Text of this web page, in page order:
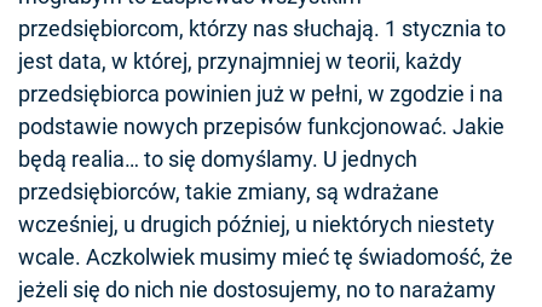
przedsiębiorcom, którzy nas słuchają. 1 stycznia to
jest data, w której, przynajmniej w teorii, każdy
przedsiębiorca powinien już w pełni, w zgodzie i na
podstawie nowych przepisów funkcjonować. Jakie
będą realia… to się domyślamy. U jednych
przedsiębiorców, takie zmiany, są wdrażane
wcześniej, u drugich później, u niektórych niestety
wcale. Aczkolwiek musimy mieć tę świadomość, że
jeżeli się do nich nie dostosujemy, no to narażamy